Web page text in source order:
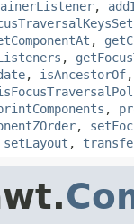
,
,
,
, isAncestorOf
,
,
setLayout ,